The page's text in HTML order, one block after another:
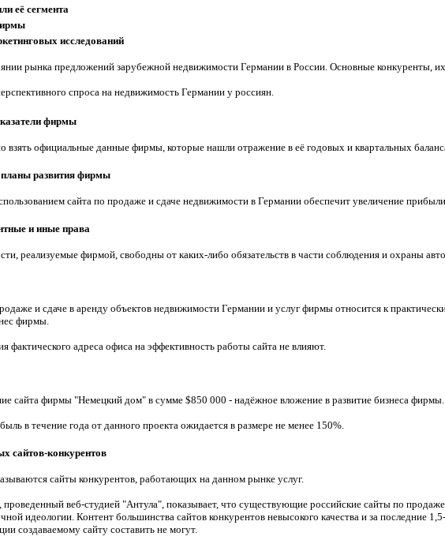
её сегмента
исследований
рынка предложений зарубежной недвижимости Германии в России. Основные конкуренты,
спроса на недвижимость Германии у россиян.
фирмы
взять официальные данные фирмы, которые нашли отражение в её годовых и квартальных
развития фирмы
сайта по продаже и сдаче недвижимости в Германии обеспечит увеличение
и иные права
реализуемые фирмой, свободны от каких-либо обязательств в части соблюдения и охраны
и сдаче в аренду объектов недвижимости Германии и услуг фирмы относится к
фирмы.
фактического адреса офиса на эффективность работы сайта не влияют.
сайта фирмы "Немецкий дом" в сумме $850 000 - надёжное вложение в развитие бизнеса фирмы.
в течение года от данного проекта ожидается в размере не менее 150%.
сайтов-конкурентов
сайты конкурентов, работающих на данном рынке услуг.
проведенный веб-студией "Антула", показывает, что существующие российские сайты по
идеологии. Контент большинства сайтов конкурентов невысокого качества и за последние
создаваемому сайту составить не могут.